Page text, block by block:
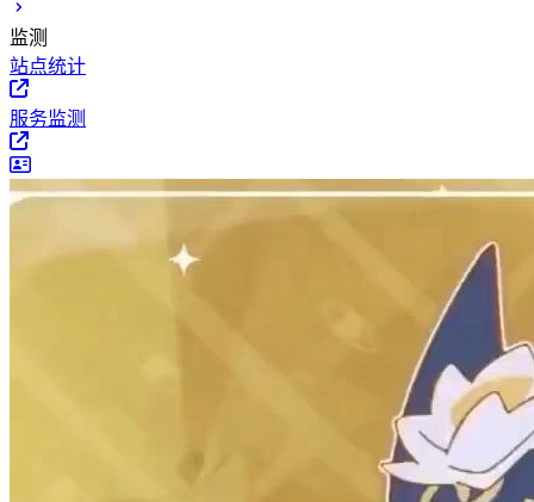
监测
站点统计
服务监测